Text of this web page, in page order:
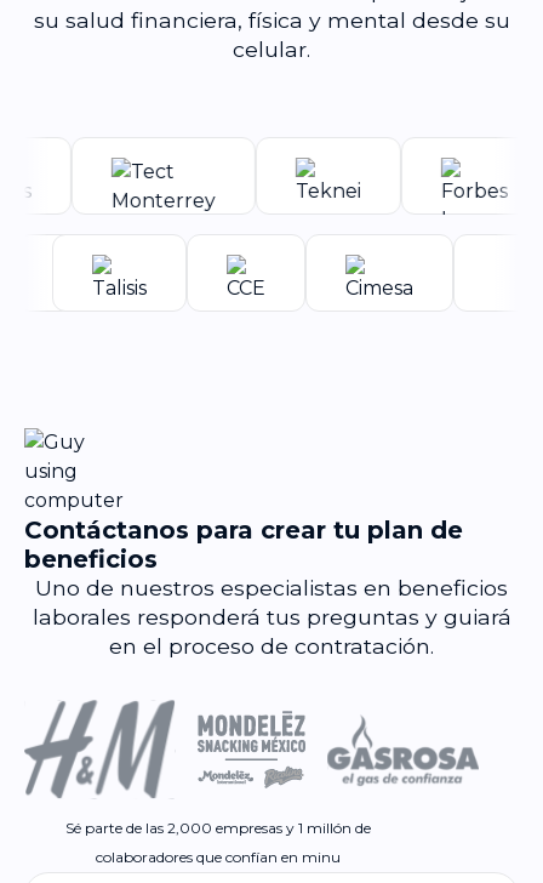
su salud financiera, física y mental desde su
celular.
Contáctanos para crear tu plan de
beneficios
Uno de nuestros especialistas en beneficios
laborales responderá tus preguntas y guiará
en el proceso de contratación.
Sé parte de las 2,000 empresas y 1 millón de
colaboradores que confían en minu